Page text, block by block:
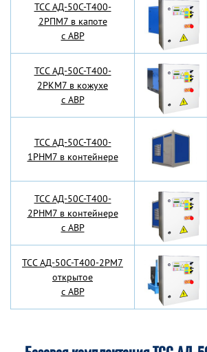
TCC АД-50С-Т400-
2РПМ7 в капоте
с АВР
TCC АД-50С-Т400-
2РКМ7 в кожухе
с АВР
TCC АД-50С-Т400-
1РНМ7 в контейнере
TCC АД-50С-Т400-
2РНМ7 в контейнере
с АВР
TCC АД-50С-Т400-2РМ7
открытое
с АВР